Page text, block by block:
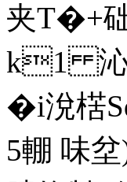
夹T�+
k1 沁
�i涗楛
5輣 味